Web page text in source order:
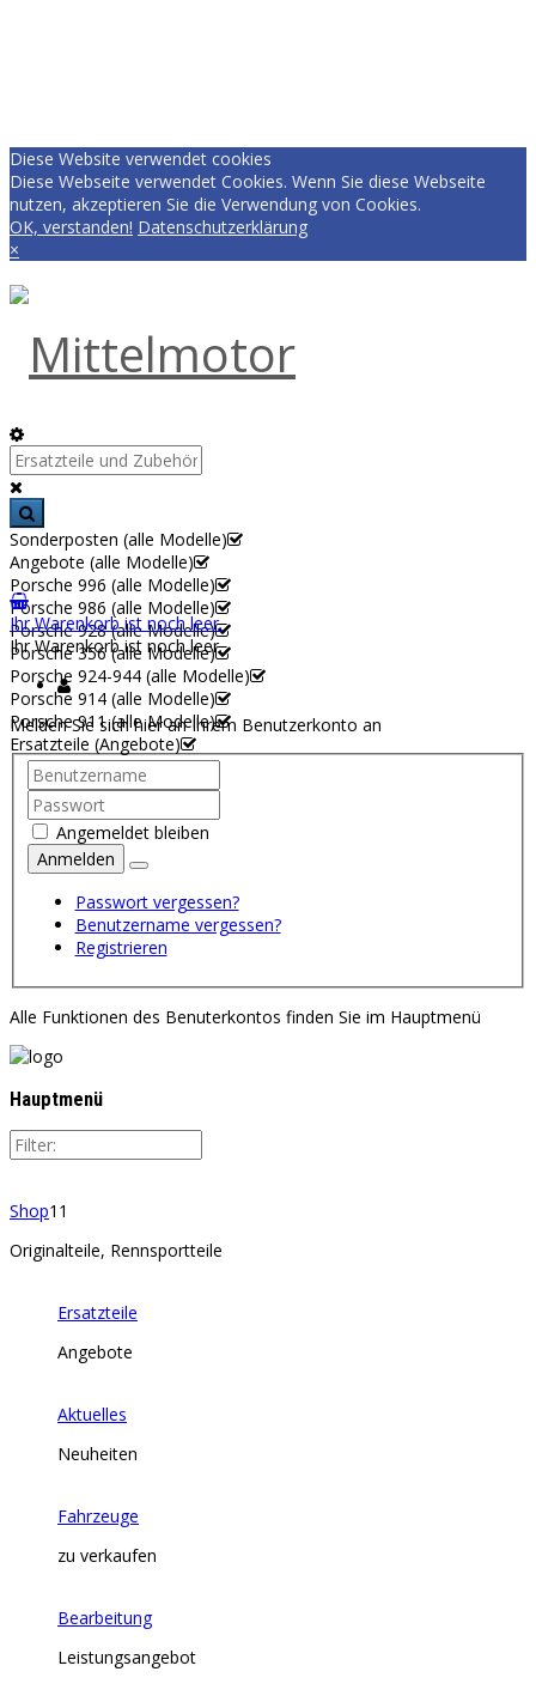
Diese Website verwendet cookies
Diese Webseite verwendet Cookies. Wenn Sie diese Webseite
nutzen, akzeptieren Sie die Verwendung von Cookies.
OK, verstanden! Datenschutzerklärung
×
Sonderposten (alle Modelle)
Angebote (alle Modelle)
Porsche 996 (alle Modelle)
Porsche 986 (alle Modelle)
Porsche 928 (alle Modelle)
Porsche 356 (alle Modelle)
Porsche 924-944 (alle Modelle)
Porsche 914 (alle Modelle)
Porsche 911 (alle Modelle)
Ersatzteile (Angebote)
Ihr Warenkorb ist noch leer.
Ihr Warenkorb ist noch leer.
Melden Sie sich hier an Ihrem Benutzerkonto an
Angemeldet bleiben
Anmelden
Passwort vergessen?
Benutzername vergessen?
Registrieren
Alle Funktionen des Benuterkontos finden Sie im Hauptmenü
Hauptmenü
Shop11
Originalteile, Rennsportteile
Ersatzteile
Angebote
Aktuelles
Neuheiten
Fahrzeuge
zu verkaufen
Bearbeitung
Leistungsangebot